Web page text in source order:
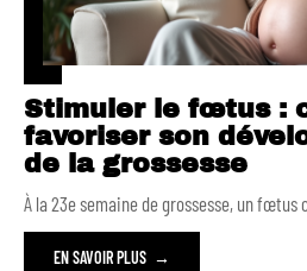
Stimuler le fœtus :
favoriser son
de la grossesse
À la 23e semaine de grossesse, un fœtus
EN SAVOIR PLUS